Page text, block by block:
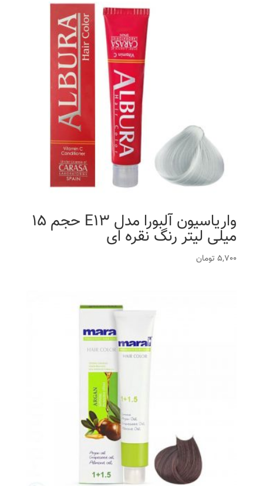
واریاسیون آلبورا مدل E13 حجم 15
میلی لیتر رنگ نقره ای
5,700 تومان